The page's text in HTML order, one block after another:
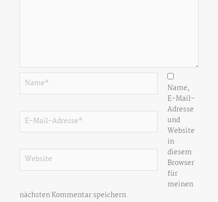
Name*
E-
Mail-
Website
Name,
E-Mail-
Adresse
und
Website
in
diesem
Browser
für
meinen
nächsten Kommentar speichern.